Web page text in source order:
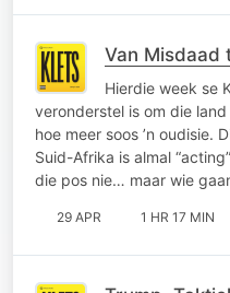
Van Misdaad
Hierdie week se
veronderstel is om die
hoe meer soos ’n oudisie.
Suid-Afrika is almal
die pos nie… maar wie
29 APR 1 HR 17 MIN